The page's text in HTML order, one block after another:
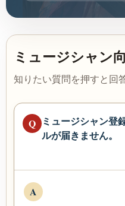
ミュージシャン
知りたい質問を押すと回
Q ミュージシャン登
ルが届きません。
A